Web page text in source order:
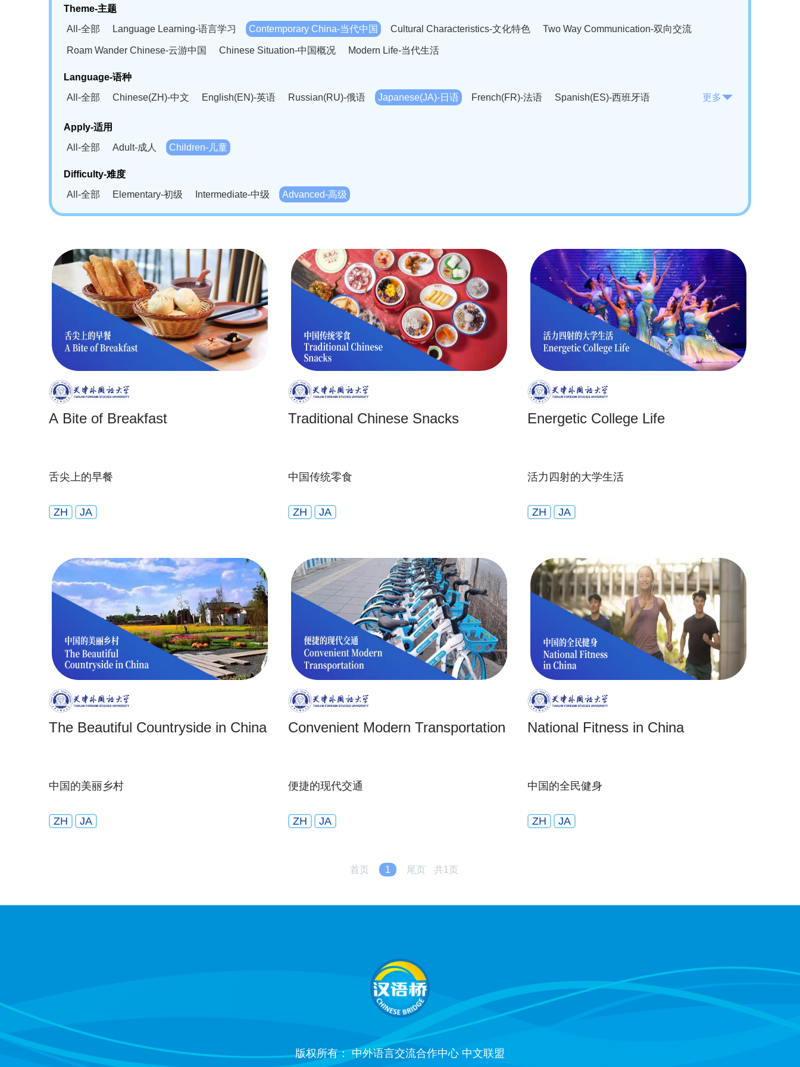
Theme-主题
All-全部
Language Learning-语言学习 Contemporary China-当代中国 Cultural Characteristics-文化特色 Two Way Communication-双向交流
Roam Wander Chinese-云游中国 Chinese Situation-中国概况 Modern Life-当代生活
Language-语种
All-全部
Chinese(ZH)-中文 English(EN)-英语 Russian(RU)-俄语 Japanese(JA)-日语 French(FR)-法语
Spanish(ES)-西班牙语
Bahasa Melayu(MS)-马来语
Swahili(SW)-斯瓦西里语
Kampuchea(KH)-柬埔寨语
更多
Apply-适用
All-全部
Adult-成人 Children-儿童
Difficulty-难度
All-全部
Elementary-初级 Intermediate-中级 Advanced-高级
A Bite of Breakfast
舌尖上的早餐
ZH JA
Traditional Chinese Snacks
中国传统零食
ZH JA
Energetic College Life
活力四射的大学生活
ZH JA
The Beautiful Countryside in China
中国的美丽乡村
ZH JA
Convenient Modern Transportation
便捷的现代交通
ZH JA
National Fitness in China
中国的全民健身
ZH JA
首页 1 尾页 共1页
版权所有： 中外语言交流合作中心 中文联盟